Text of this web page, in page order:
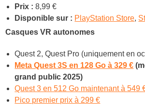
Prix : 8,99 €
Disponible sur : PlayStation Store,
Casques VR autonomes
Quest 2, Quest Pro (uniquement en
Meta Quest 3S en 128 Go à 329 €
grand public 2025)
Quest 3 en 512 Go maintenant à 549
Pico premier prix à 299 €